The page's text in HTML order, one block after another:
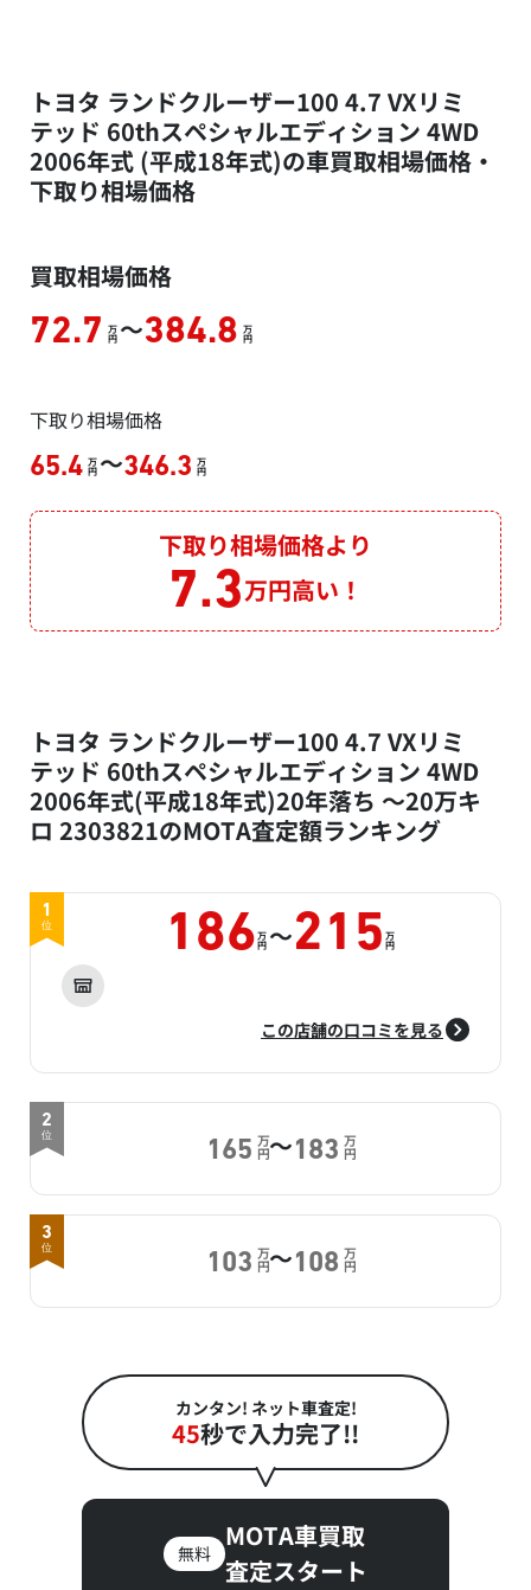
トヨタ ランドクルーザー100 4.7 VXリミ
テッド 60thスペシャルエディション 4WD
2006年式 (平成18年式)の車買取相場価格・
下取り相場価格
買取相場価格
72.7 万
円 ～384.8 万
円
下取り相場価格
65.4 万
円 ～346.3 万
円
下取り相場価格より
7.3万円高い！
トヨタ ランドクルーザー100 4.7 VXリミ
テッド 60thスペシャルエディション 4WD
2006年式(平成18年式)20年落ち ～20万キ
ロ 2303821のMOTA査定額ランキング
1
位 186万
円 ～215 万
円
この店舗の口コミを見る
2
位
165 万
円～183 万
円
3
位
103 万
円～108 万
円
カンタン! ネット車査定!
45秒で入力完了!!
無料
MOTA車買取
査定スタート